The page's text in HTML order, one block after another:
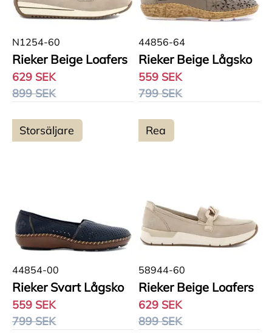
N1254-60
Rieker Beige Loafers
629 SEK
899 SEK
44856-64
Rieker Beige Lågsko
559 SEK
799 SEK
Storsäljare
44854-00
Rieker Svart Lågsko
559 SEK
799 SEK
Rea
58944-60
Rieker Beige Loafers
629 SEK
899 SEK